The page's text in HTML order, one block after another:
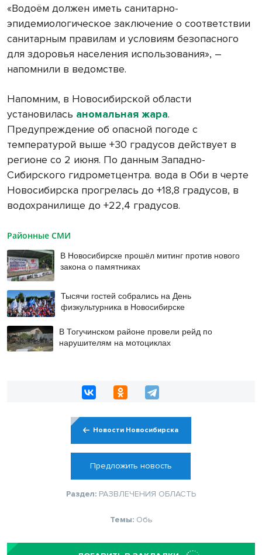
«Водоём должен иметь санитарно-
эпидемиологическое заключение о соответствии
санитарным правилам и условиям безопасного
для здоровья населения использования», –
напомнили в ведомстве.
Напомним, в Новосибирской области
установилась аномальная жара.
Предупреждение об опасной погоде с
температурой выше +30 градусов действует в
регионе со 2 июня. По данным Западно-
Сибирского гидрометцентра. вода в Оби в черте
Новосибирска прогрелась до +18,8 градусов, в
водохранилище до +22,4 градусов.
Районные СМИ
В Новосибирске прошёл митинг против нового
закона о памятниках
Тысячи гостей собрались на День
физкультурника в Новосибирске
В Тогучинском районе провели рейд по
нарушителям на мотоциклах
Новости Новосибирска
Предложить новость
Раздел: РАЗВЛЕЧЕНИЯ ОБЛАСТЬ
Темы: Обь